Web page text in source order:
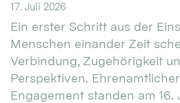
17. Juli 2026
Ein erster Schritt aus der
Menschen einander Zeit
Verbindung, Zugehörigkeit
Perspektiven.
Engagement standen am